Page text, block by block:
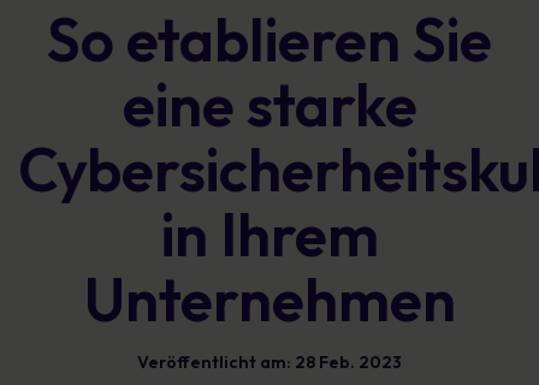
So etablieren Sie
eine starke
in Ihrem
Unternehmen
Veröffentlicht am: 28 Feb. 2023